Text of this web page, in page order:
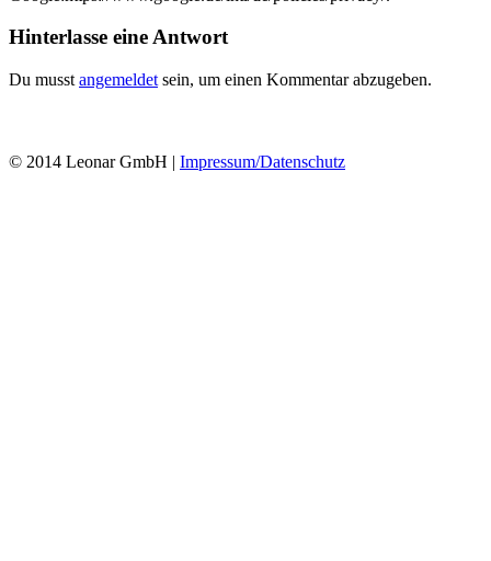
Hinterlasse eine Antwort
Du musst angemeldet sein, um einen Kommentar abzugeben.
© 2014 Leonar GmbH | Impressum/Datenschutz